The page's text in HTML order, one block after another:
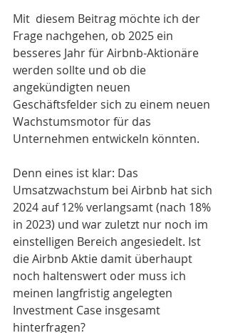
Mit  diesem Beitrag möchte ich der
Frage nachgehen, ob 2025 ein
besseres Jahr für Airbnb-Aktionäre
werden sollte und ob die
angekündigten neuen
Geschäftsfelder sich zu einem neuen
Wachstumsmotor für das
Unternehmen entwickeln könnten.
Denn eines ist klar: Das
Umsatzwachstum bei Airbnb hat sich
2024 auf 12% verlangsamt (nach 18%
in 2023) und war zuletzt nur noch im
einstelligen Bereich angesiedelt. Ist
die Airbnb Aktie damit überhaupt
noch haltenswert oder muss ich
meinen langfristig angelegten
Investment Case insgesamt
hinterfragen?